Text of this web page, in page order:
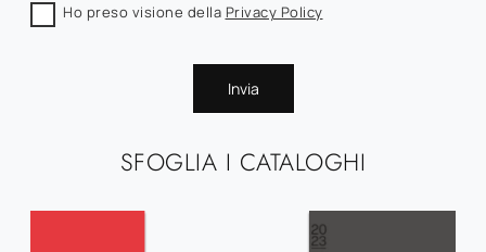
SFOGLIA I CATALOGHI
Ho preso visione della Privacy Policy
Invia